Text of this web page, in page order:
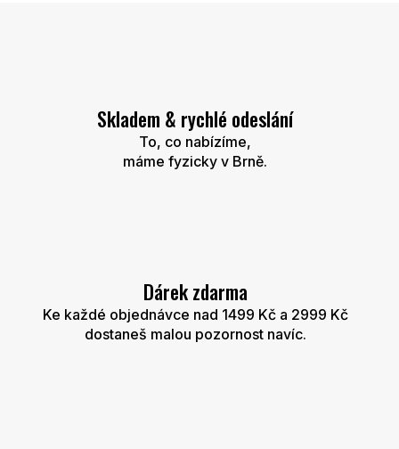
Skladem & rychlé odeslání
To, co nabízíme,
máme fyzicky v Brně.
Dárek zdarma
Ke každé objednávce nad 1499 Kč a 2999 Kč
dostaneš malou pozornost navíc.